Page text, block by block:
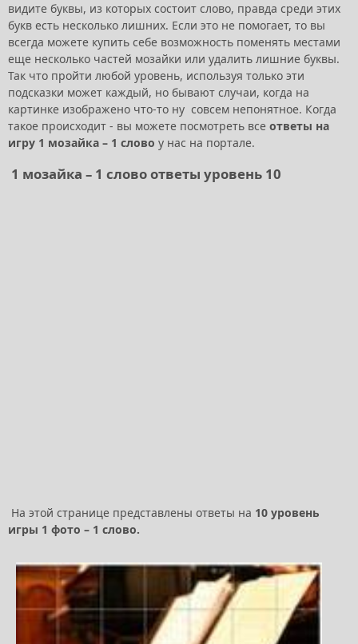
видите буквы, из которых состоит слово, правда среди этих
букв есть несколько лишних. Если это не помогает, то вы
всегда можете купить себе возможность поменять местами
еще несколько частей мозайки или удалить лишние буквы.
Так что пройти любой уровень, используя только эти
подсказки может каждый, но бывают случаи, когда на
картинке изображено что-то ну совсем непонятное. Когда
такое происходит - вы можете посмотреть все ответы на
игру 1 мозайка – 1 слово у нас на портале.
1 мозайка – 1 слово ответы уровень 10
На этой странице представлены ответы на 10 уровень
игры 1 фото – 1 слово.